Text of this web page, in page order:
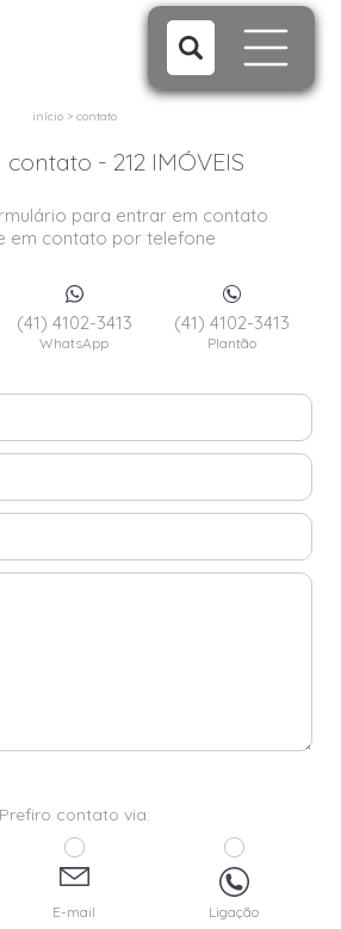
início> contato
- 212 IMÓVEIS
para entrar em contato
em contato por telefone
(41) 4102-3413
WhatsApp
(41) 4102-3413
Plantão
Prefiro contato via:
E-mail Ligação